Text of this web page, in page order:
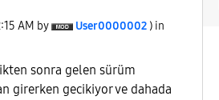
AM by User0000002 ) in
sonra gelen sürüm
girerken gecikiyor ve dahada